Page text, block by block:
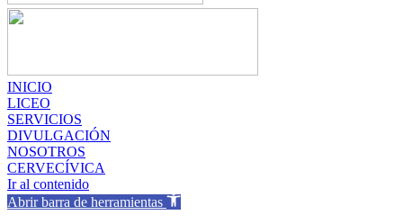
INICIO
LICEO
SERVICIOS
DIVULGACIÓN
NOSOTROS
CERVECÍVICA
Ir al contenido
Abrir barra de herramientas